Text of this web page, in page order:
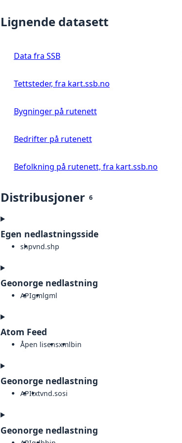
Lignende datasett
Data fra SSB
Tettsteder, fra kart.ssb.no
Bygninger på rutenett
Bedrifter på rutenett
Befolkning på rutenett, fra kart.ssb.no
Distribusjoner 6
Egen nedlastningsside
shpvnd.shp
Geonorge nedlastning
APIgmlgml
Atom Feed
Åpen lisensxmlbin
Geonorge nedlastning
APItxtvnd.sosi
Geonorge nedlastning